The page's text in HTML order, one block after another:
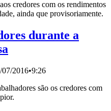
credores com os rendimentos
ainda que provisoriamente.
durante a
07/2016•9:26
são os credores com